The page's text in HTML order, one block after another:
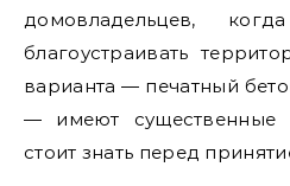
домовладельцев,
благоустраивать
варианта — печатный
— имеют существенные
стоит знать перед